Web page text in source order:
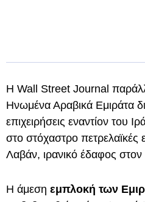
Η Wall Street Journal
Ηνωμένα Αραβικά Εμιράτα
επιχειρήσεις εναντίον του
στο στόχαστρο πετρελαϊκές
Λαβάν, ιρανικό έδαφος
Η άμεση εμπλοκή των